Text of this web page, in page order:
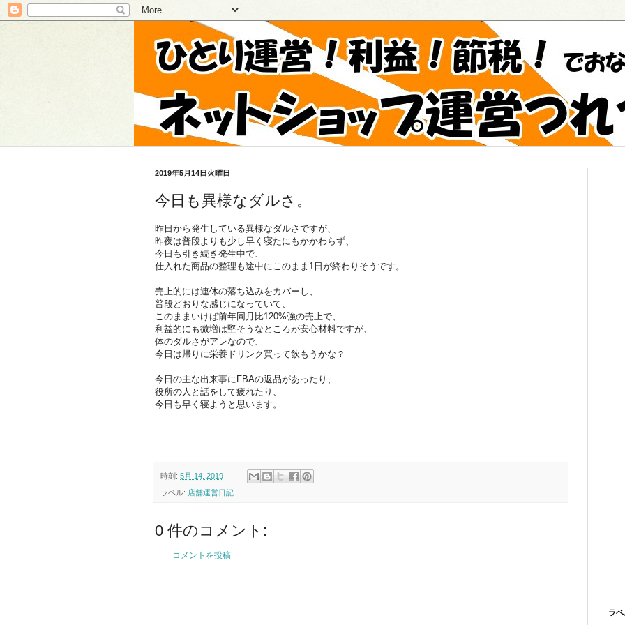
2019年5月14日火曜日
今日も異様なダルさ。
昨日から発生している異様なダルさですが、
昨夜は普段よりも少し早く寝たにもかかわらず、
今日も引き続き発生中で、
仕入れた商品の整理も途中にこのまま1日が終わりそうです。
売上的には連休の落ち込みをカバーし、
普段どおりな感じになっていて、
このままいけば前年同月比120%強の売上で、
利益的にも微増は堅そうなところが安心材料ですが、
体のダルさがアレなので、
今日は帰りに栄養ドリンク買って飲もうかな？
今日の主な出来事にFBAの返品があったり、
役所の人と話をして疲れたり、
今日も早く寝ようと思います。
時刻: 5月 14, 2019
ラベル: 店舗運営日記
0 件のコメント:
コメントを投稿
ラベ